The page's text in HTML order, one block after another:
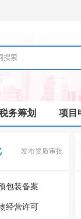
务筹划 项目
发布资质审批
包装备案
经营许可